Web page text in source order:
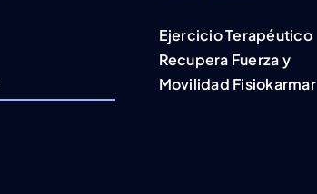
Ejercicio Terapéutico
Recupera Fuerza y
Movilidad Fisiokarmar